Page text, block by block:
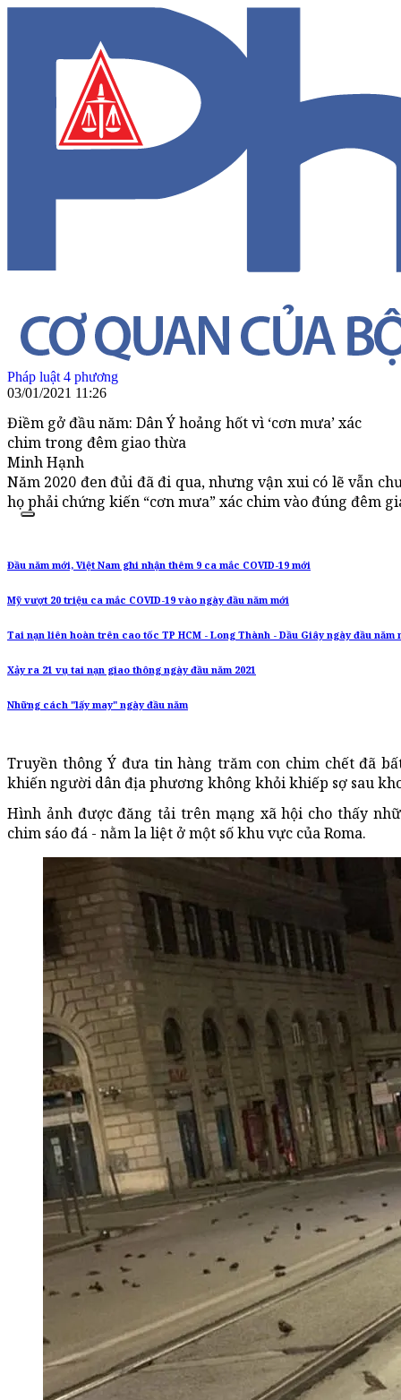
Pháp luật 4 phương
03/01/2021 11:26
Điềm gở đầu năm: Dân Ý hoảng hốt vì ‘cơn mưa’ xác
chim trong đêm giao thừa
Minh Hạnh
Năm 2020 đen đủi đã đi qua, nhưng vận xui có lẽ vẫn
họ phải chứng kiến “cơn mưa” xác chim vào đúng đêm
Đầu năm mới, Việt Nam ghi nhận thêm 9 ca mắc COVID-19 mới
Mỹ vượt 20 triệu ca mắc COVID-19 vào ngày đầu năm mới
Tai nạn liên hoàn trên cao tốc TP HCM - Long Thành - Dầu Giây ngày đầu năm
Xảy ra 21 vụ tai nạn giao thông ngày đầu năm 2021
Những cách "lấy may" ngày đầu năm
Truyền thông Ý đưa tin hàng trăm con chim chết đã
khiến người dân địa phương không khỏi khiếp sợ sau
Hình ảnh được đăng tải trên mạng xã hội cho thấy
chim sáo đá - nằm la liệt ở một số khu vực của Roma.